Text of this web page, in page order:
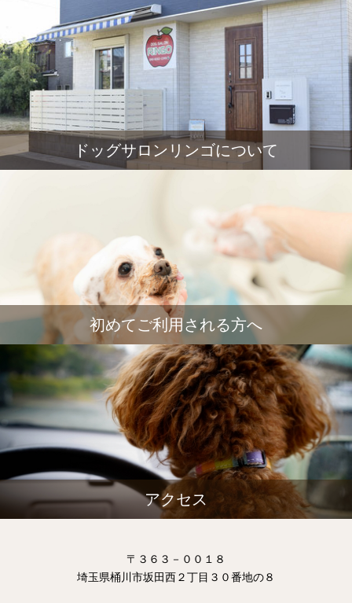
ドッグサロンリンゴについて
初めてご利用される方へ
アクセス
〒３６３－００１８
埼玉県桶川市坂田西２丁目３０番地の８